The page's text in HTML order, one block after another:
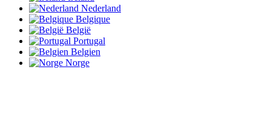
Nederland
Belgique
België
Portugal
Belgien
Norge